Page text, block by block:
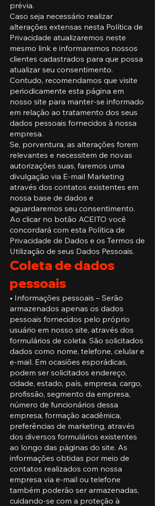
prévia.
Caso seja necessário realizar
alterações extensas nesta Política de
Privacidade atualizaremos neste
mesmo link e informaremos nossos
clientes cadastrados para que possa
atualizar seu consentimento.
Contudo, recomendamos que visite
periodicamente esta página em
nosso site para manter-se informado
em relação ao tratamento dos seus
dados pessoais fornecidos à nossa
empresa.
Se, porventura, as alterações forem
relevantes e necessitem de novas
autorizações suas, faremos uma
divulgação via E-mail Marketing
através dos contatos existentes em
nossa base de dados e
aguardaremos seu consentimento.
Ao clicar no botão ACEITO você
concordará com esta Política de
Privacidade de Dados e os Termos de
Utilização de seus Dados Pessoais.
Coleta de dados
pessoais
• Informações pessoais – Serão
armazenados apenas os dados
pessoais fornecidos pelo próprio
usuário em nosso site, através dos
formulários de coleta. São solicitados
dados como nome, telefone, celular e
e-mail. Em ocasiões esporádicas,
podem ser solicitados endereço,
cidade, estado, país, empresa, cargo,
profissão, segmento da empresa,
número de funcionários dessa
empresa, formação acadêmica,
preferências de marketing, através
dos diversos formulários existentes
ao longo das páginas do site. As
informações obtidas por meio de
contatos realizados com nossa
empresa via e-mail ou telefone
também poderão ser armazenadas,
cuidando-se com a proteção à